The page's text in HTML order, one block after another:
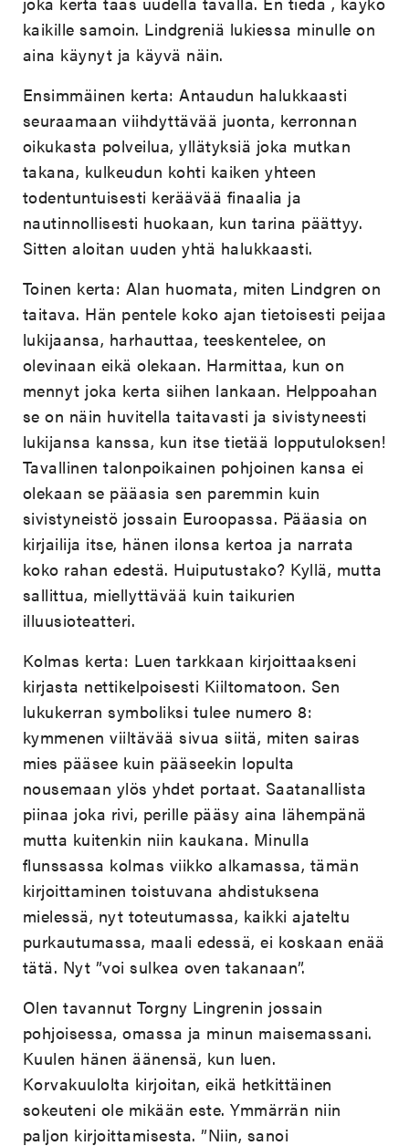
kaikille samoin. Lindgreniä lukiessa minulle on
aina käynyt ja käyvä näin.
Ensimmäinen kerta: Antaudun halukkaasti
seuraamaan viihdyttävää juonta, kerronnan
oikukasta polveilua, yllätyksiä joka mutkan
takana, kulkeudun kohti kaiken yhteen
todentuntuisesti keräävää finaalia ja
nautinnollisesti huokaan, kun tarina päättyy.
Sitten aloitan uuden yhtä halukkaasti.
Toinen kerta: Alan huomata, miten Lindgren on
taitava. Hän pentele koko ajan tietoisesti peijaa
lukijaansa, harhauttaa, teeskentelee, on
olevinaan eikä olekaan. Harmittaa, kun on
mennyt joka kerta siihen lankaan. Helppoahan
se on näin huvitella taitavasti ja sivistyneesti
lukijansa kanssa, kun itse tietää lopputuloksen!
Tavallinen talonpoikainen pohjoinen kansa ei
olekaan se pääasia sen paremmin kuin
sivistyneistö jossain Euroopassa. Pääasia on
kirjailija itse, hänen ilonsa kertoa ja narrata
koko rahan edestä. Huiputustako? Kyllä, mutta
sallittua, miellyttävää kuin taikurien
illuusioteatteri.
Kolmas kerta: Luen tarkkaan kirjoittaakseni
kirjasta nettikelpoisesti Kiiltomatoon. Sen
lukukerran symboliksi tulee numero 8:
kymmenen viiltävää sivua siitä, miten sairas
mies pääsee kuin pääseekin lopulta
nousemaan ylös yhdet portaat. Saatanallista
piinaa joka rivi, perille pääsy aina lähempänä
mutta kuitenkin niin kaukana. Minulla
flunssassa kolmas viikko alkamassa, tämän
kirjoittaminen toistuvana ahdistuksena
mielessä, nyt toteutumassa, kaikki ajateltu
purkautumassa, maali edessä, ei koskaan enää
tätä. Nyt ”voi sulkea oven takanaan”.
Olen tavannut Torgny Lingrenin jossain
pohjoisessa, omassa ja minun maisemassani.
Kuulen hänen äänensä, kun luen.
Korvakuulolta kirjoitan, eikä hetkittäinen
sokeuteni ole mikään este. Ymmärrän niin
paljon kirjoittamisesta. ”Niin, sanoi